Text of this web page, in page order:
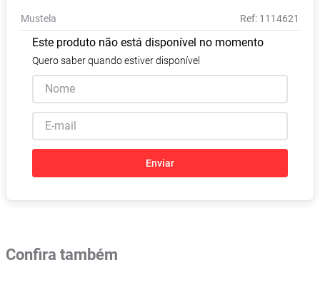
Mustela : 1114621
Este produto não está disponível no momento
Quero saber quando estiver disponível
Enviar
Confira também
8º
9º Vitamina D
10º Lavitan